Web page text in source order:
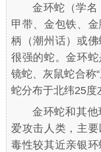
金环蛇（学名
甲带、金包铁、
柄（潮州话）或
很强的蛇。金环
镜蛇、灰鼠蛇合称
蛇分布于北纬25度
金环蛇和其
爱攻击人类，主
毒性较其近亲银